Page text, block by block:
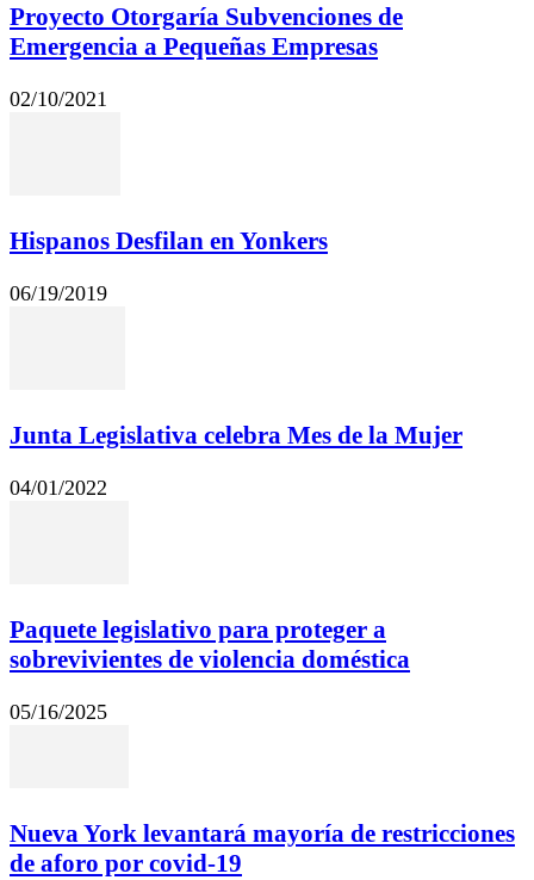
Proyecto Otorgaría Subvenciones de
Emergencia a Pequeñas Empresas
02/10/2021
Hispanos Desfilan en Yonkers
06/19/2019
Junta Legislativa celebra Mes de la Mujer
04/01/2022
Paquete legislativo para proteger a
sobrevivientes de violencia doméstica
05/16/2025
Nueva York levantará mayoría de restricciones
de aforo por covid-19